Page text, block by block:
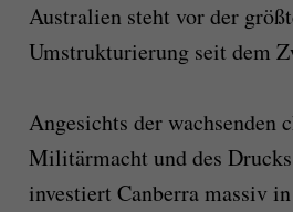
Australien steht vor der
Umstrukturierung seit dem
Angesichts der wachsenden
Militärmacht und des
investiert Canberra massiv